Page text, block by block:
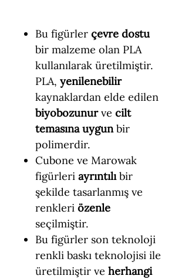
Bu figürler çevre dostu
bir malzeme olan PLA
kullanılarak üretilmiştir.
PLA, yenilenebilir
kaynaklardan elde edilen
biyobozunurve cilt
temasına uygunbir
polimerdir.
Cubone ve Marowak
figürleri ayrıntılıbir
şekilde tasarlanmış ve
renkleri özenle
seçilmiştir.
Bu figürler son teknoloji
renkli baskı teknolojisi ile
üretilmiştir ve herhangi